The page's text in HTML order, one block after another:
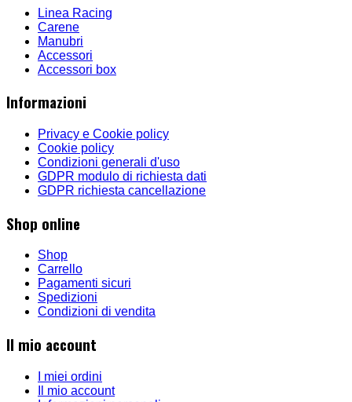
Linea Racing
Carene
Manubri
Accessori
Accessori box
Informazioni
Privacy e Cookie policy
Cookie policy
Condizioni generali d'uso
GDPR modulo di richiesta dati
GDPR richiesta cancellazione
Shop online
Shop
Carrello
Pagamenti sicuri
Spedizioni
Condizioni di vendita
Il mio account
I miei ordini
Il mio account